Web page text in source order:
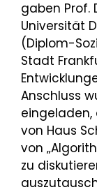
gaben Prof.
Universität
(Diplom-
Stadt
Anschluss
von Haus
von
zu